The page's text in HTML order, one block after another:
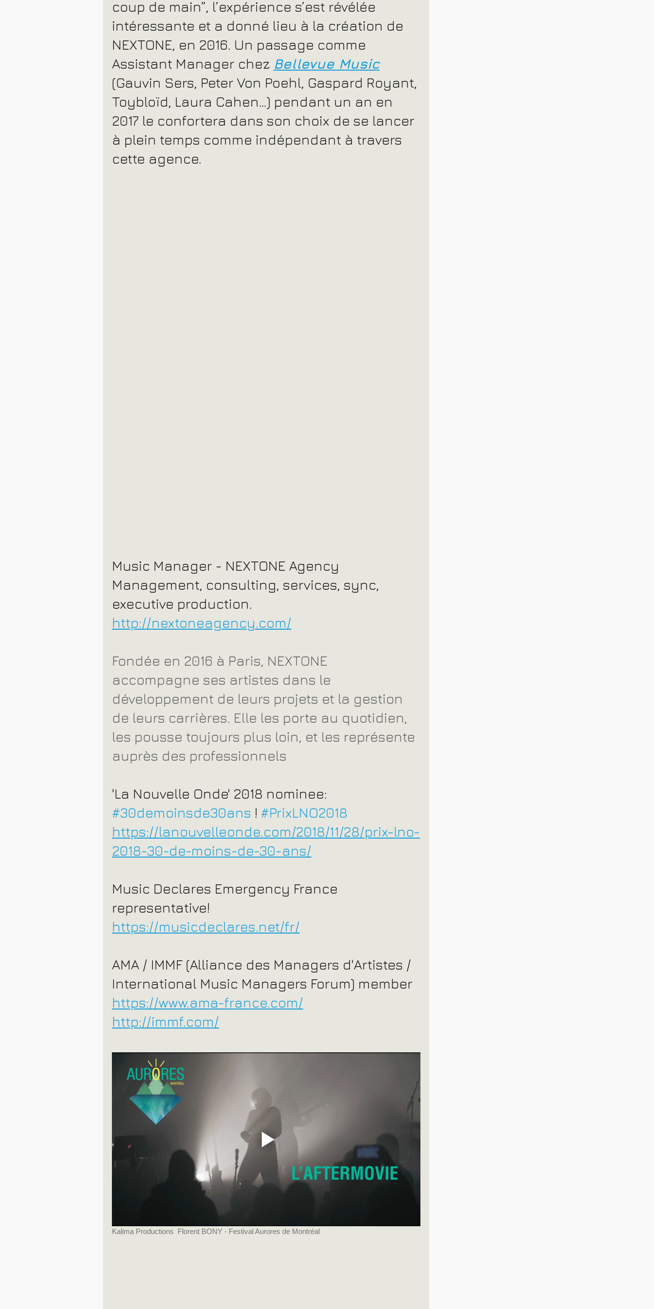
coup de main”, l’expérience s’est révélée
intéressante et a donné lieu à la création de
NEXTONE, en 2016. Un passage comme
Assistant Manager chez Bellevue Music
(Gauvin Sers, Peter Von Poehl, Gaspard Royant,
Toybloïd, Laura Cahen…) pendant un an en
2017 le confortera dans son choix de se lancer
à plein temps comme indépendant à travers
cette agence.
Music Manager - NEXTONE Agency
Management, consulting, services, sync,
executive production.
http://nextoneagency.com/
Fondée en 2016 à Paris, NEXTONE
accompagne ses artistes dans le
développement de leurs projets et la gestion
de leurs carrières. Elle les porte au quotidien,
les pousse toujours plus loin, et les représente
auprès des professionnels
'La Nouvelle Onde' 2018 nominee:
#30demoinsde30ans ! #PrixLNO2018
https://lanouvelleonde.com/2018/11/28/prix-lno-
2018-30-de-moins-de-30-ans/
Music Declares Emergency France
representative!
https://musicdeclares.net/fr/
AMA / IMMF (Alliance des Managers d'Artistes /
International Music Managers Forum) member
https://www.ama-france.com/
http://immf.com/
Kalima Productions  Florent BONY - Festival Aurores de Montréal